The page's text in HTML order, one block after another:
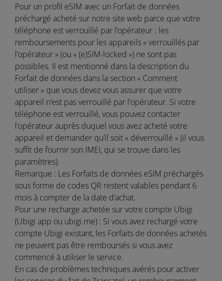
Pour un profil eSIM avec un Forfait de données
préchargé acheté sur notre site web parce que votre
téléphone est verrouillé par l’opérateur : les
remboursements pour les appareils « verrouillés par
l’opérateur » (ou « (e)SIM-locked ») ne sont pas
possibles. Il est mentionné dans la description du
Forfait de données dans la section « Comment
utiliser » que vous devez vous assurer que votre
appareil n’est pas verrouillé par l’opérateur. Si votre
téléphone est verrouillé, vous pouvez contacter
l’opérateur auprès duquel vous avez acheté votre
appareil et demander qu’il soit « déverrouillé » (il vous
suffit de fournir son IMEI, qui se trouve dans les
paramètres).
Remarque : Les Forfaits de données eSIM préchargés
sous forme de codes QR restent valables pendant 6
mois à compter de la date d’achat.
Pour une recharge achetée sur votre compte Ubigi
(Ubigi app ou ubigi.me) : Si vous avez rechargé votre
compte Ubigi existant, les Forfaits de données achetés
ne peuvent pas être remboursés si vous avez
commencé à utiliser le service.
En cas de problèmes techniques avérés pour activer